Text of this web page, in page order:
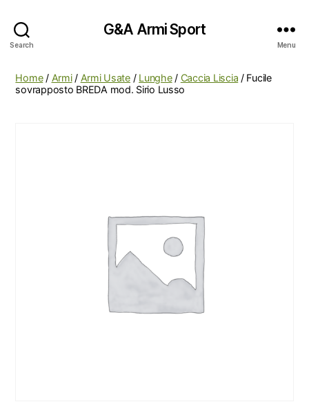
Search
G&A Armi Sport
Menu
Home/ Armi/ Armi Usate/ Lunghe/ Caccia Liscia / Fucile
sovrapposto BREDA mod. Sirio Lusso